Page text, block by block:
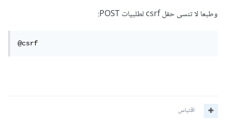
وطبعا لا تنسى حقل csrf لطلبيات POST:
@csrf
اقتباس